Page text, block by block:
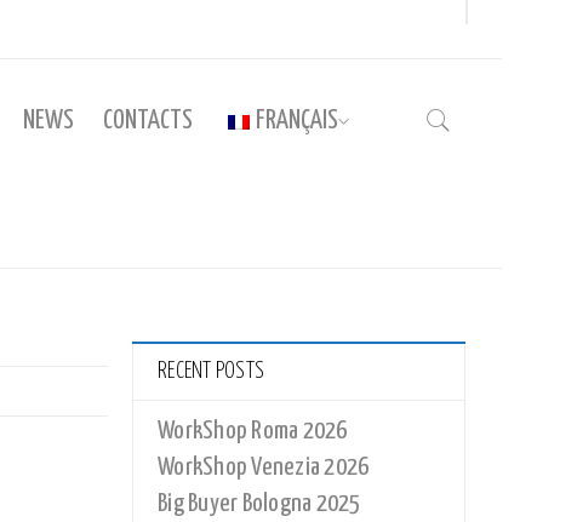
NEWS CONTACTS FRANÇAIS
RECENT POSTS
WorkShop Roma 2026
WorkShop Venezia 2026
Big Buyer Bologna 2025